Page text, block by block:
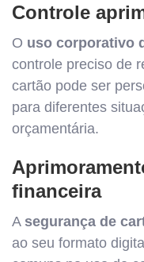
Controle
O uso corporativo
controle preciso de
cartão pode ser
para diferentes
orçamentária.
financeira
A segurança de
ao seu formato